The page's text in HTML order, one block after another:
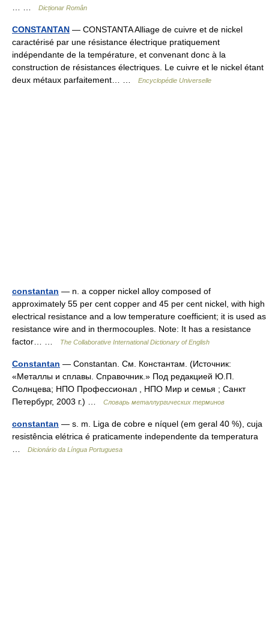
Dicționar Român
CONSTANTAN — CONSTANTA Alliage de cuivre et de nickel
caractérisé par une résistance électrique pratiquement
indépendante de la température, et convenant donc à la
construction de résistances électriques. Le cuivre et le nickel étant
deux métaux parfaitement… …
Encyclopédie Universelle
constantan — n. a copper nickel alloy composed of
approximately 55 per cent copper and 45 per cent nickel, with high
electrical resistance and a low temperature coefficient; it is used as
resistance wire and in thermocouples. Note: It has a resistance
factor… …
The Collaborative International Dictionary of English
Constantan — Constantan. См. Константам. (Источник:
«Металлы и сплавы. Справочник.» Под редакцией Ю.П.
Солнцева; НПО Профессионал , НПО Мир и семья ; Санкт
Петербург, 2003 г.) …
Словарь металлургических терминов
constantan — s. m. Liga de cobre e níquel (em geral 40 %), cuja
resistência elétrica é praticamente independente da temperatura
Dicionário da Língua Portuguesa